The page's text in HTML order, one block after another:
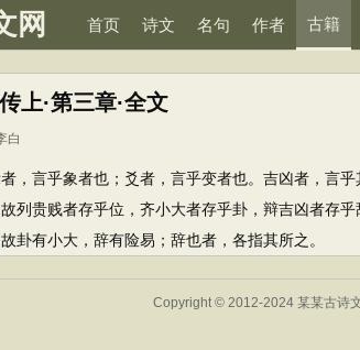
网 首页 诗文 名句 作者 古籍
上·第三章·全文
白
言乎象者也；爻者，言乎变者也。吉凶者，言乎
贵贱者存乎位，齐小大者存乎卦，辩吉凶者存乎
有小大，辞有险易；辞也者，各指其所之。
Copyright © 2012-2024 某某古诗